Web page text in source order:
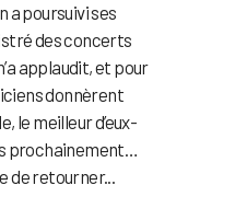
a poursuivi ses
des concerts
applaudit, et pour
donnèrent
le meilleur d’eux-
prochainement…
de retourner...